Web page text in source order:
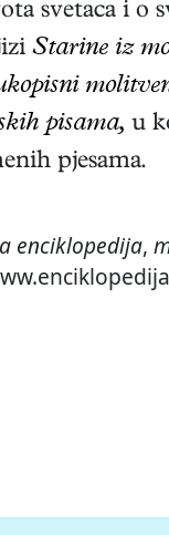
svetaca i o
Starine iz
pisama, u
pjesama.
enciklopedija,